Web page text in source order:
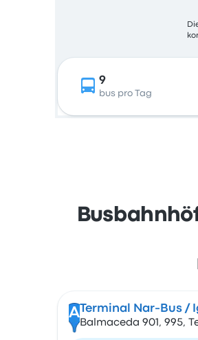
9
bus pro Tag
A Terminal Nar-Bus /
Balmaceda 901, 995,